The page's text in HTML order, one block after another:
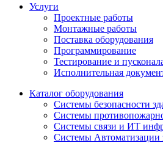
Услуги
Проектные работы
Монтажные работы
Поставка оборудования
Программирование
Тестирование и
Исполнительная
Каталог оборудования
Системы безопасности
Системы
Системы связи и ИТ
Системы Автоматизации